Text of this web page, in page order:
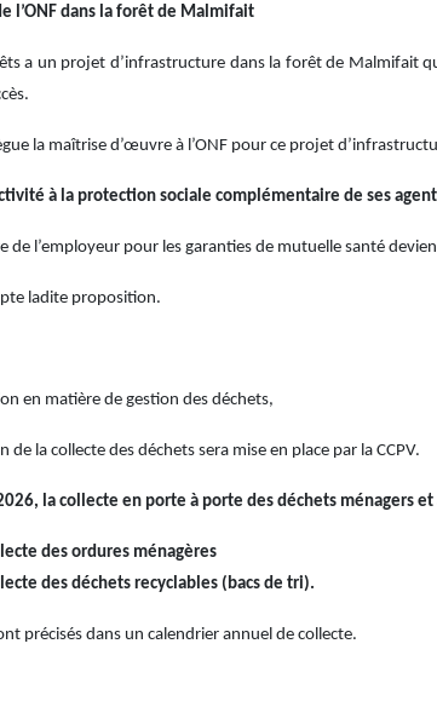
l’ONF dans la forêt de Malmifait
a un projet d’infrastructure dans la forêt de
la maîtrise d’œuvre à l’ONF pour ce projet
à la protection sociale complémentaire de ses
de l’employeur pour les garanties de mutuelle santé
ladite proposition.
en matière de gestion des déchets,
la collecte des déchets sera mise en place par la CCPV.
, la collecte en porte à porte des déchets ménagers
des ordures ménagères
des déchets recyclables (bacs de tri).
précisés dans un calendrier annuel de collecte.